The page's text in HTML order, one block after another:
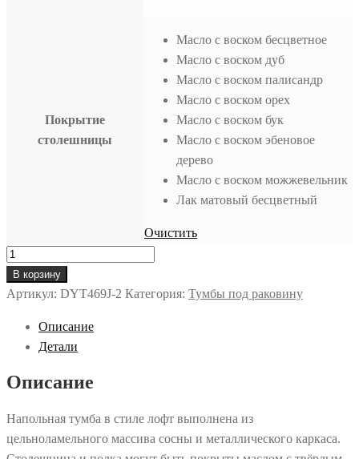
Покрытие
столешницы
Масло с воском бесцветное
Масло с воском дуб
Масло с воском палисандр
Масло с воском орех
Масло с воском бук
Масло с воском эбеновое
дерево
Масло с воском можжевельник
Лак матовый бесцветный
Очистить
Количество
товара
Напольная
раковину
лофт
"Delemont"
600x400
В корзину
Артикул: DYT469J-2 Категория: Тумбы под раковину
Описание
Детали
Описание
Напольная тумба в стиле лофт выполнена из
цельноламельного массива сосны и металлического каркаса.